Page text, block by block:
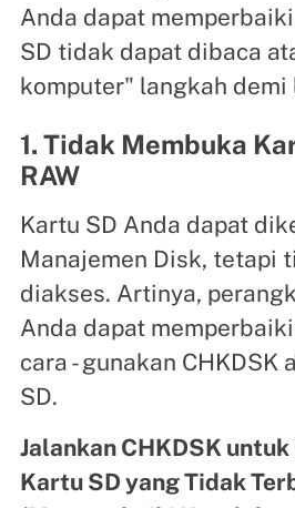
Anda dapat
SD tidak dapat dibaca
komputer" langkah demi
1. Tidak Membuka
RAW
Kartu SD Anda dapat
Manajemen Disk, tetapi
diakses. Artinya,
Anda dapat
cara - gunakan CHKDSK
SD.
Jalankan CHKDSK
Kartu SD yang Tidak